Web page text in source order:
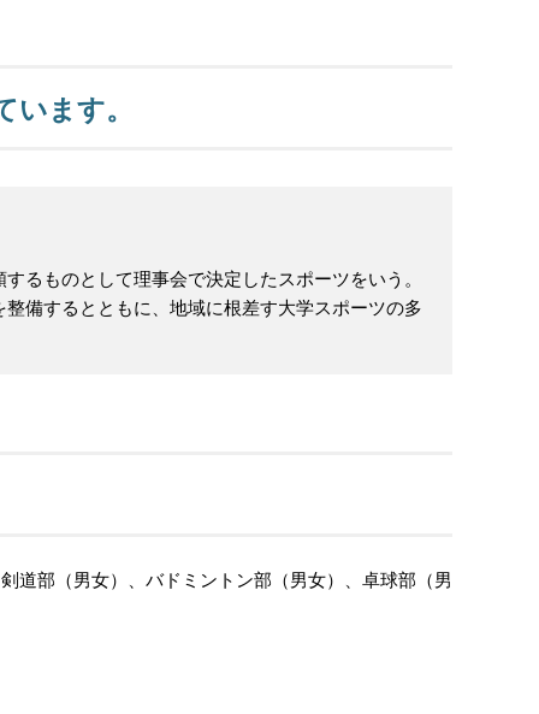
ます。
るものとして理事会で決定したスポーツをいう。
備するとともに、地域に根差す大学スポーツの多
道部（男女）、バドミントン部（男女）、卓球部（男